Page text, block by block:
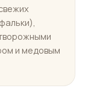
и медовым